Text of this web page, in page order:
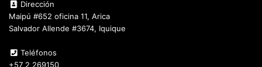
Dirección
Maipú #652 oficina 11, Arica
Salvador Allende #3674, Iquique
Teléfonos
+57 2 269150